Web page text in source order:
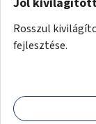
Rosszul
fejlesztése.